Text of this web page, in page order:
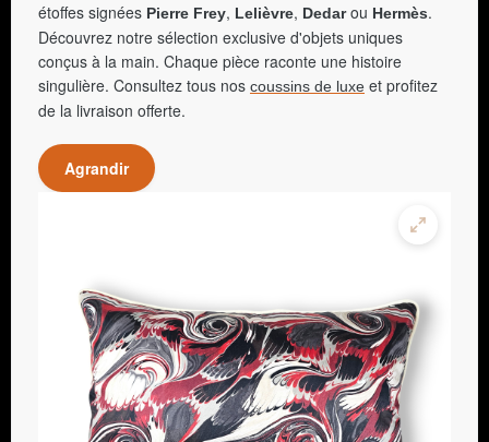
étoffes signées Pierre Frey, Lelièvre, Dedarou Hermès.
Découvrez notre sélection exclusive d'objets uniques
conçus à la main. Chaque pièce raconte une histoire
singulière. Consultez tous nos coussins de luxe et profitez
de la livraison offerte.
Agrandir